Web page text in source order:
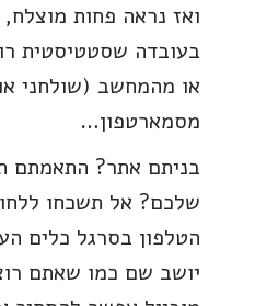
ואז נראה פחות
בעובדה שסטטיסטית
או מהמחשב (שולחני
מסמארטפון…
בניתם אתר? התאמתם
שלכם? אל תשכחו
הטלפון בסרגל כלים
יושב שם כמו שאתם